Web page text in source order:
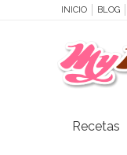
INICIO BLOG
Recetas